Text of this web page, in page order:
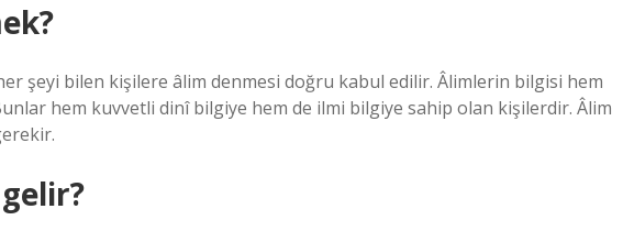
şeyi bilen kişilere âlim denmesi doğru kabul edilir. Âlimlerin bilgisi hem
hem kuvvetli dinî bilgiye hem de ilmi bilgiye sahip olan kişilerdir. Âlim